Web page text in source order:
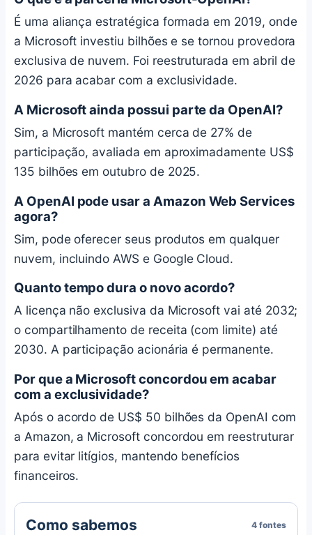
É uma aliança estratégica formada em 2019, onde
a Microsoft investiu bilhões e se tornou provedora
exclusiva de nuvem. Foi reestruturada em abril de
2026 para acabar com a exclusividade.
A Microsoft ainda possui parte da OpenAI?
Sim, a Microsoft mantém cerca de 27% de
participação, avaliada em aproximadamente US$
135 bilhões em outubro de 2025.
A OpenAI pode usar a Amazon Web Services
agora?
Sim, pode oferecer seus produtos em qualquer
nuvem, incluindo AWS e Google Cloud.
Quanto tempo dura o novo acordo?
A licença não exclusiva da Microsoft vai até 2032;
o compartilhamento de receita (com limite) até
2030. A participação acionária é permanente.
Por que a Microsoft concordou em acabar
com a exclusividade?
Após o acordo de US$ 50 bilhões da OpenAI com
a Amazon, a Microsoft concordou em reestruturar
para evitar litígios, mantendo benefícios
financeiros.
Como sabemos 4 fontes